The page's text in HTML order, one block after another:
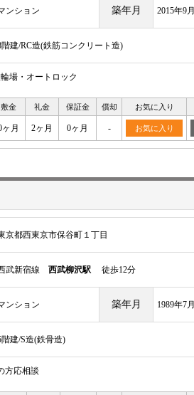
ンション 築年月 2015年9月
階建/RC造(鉄筋コンクリート造)
場・オートロック
敷金 礼金 保証金 償却 お気に入り
ヶ月 2ヶ月 0ヶ月 - お気に入り
京都西東京市保谷町１丁目
武新宿線 西武柳沢駅 徒歩12分
ンション 築年月 1989年7月
階建/S造(鉄骨造)
方応相談